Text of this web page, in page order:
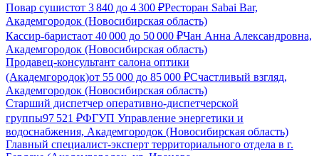
Повар сушистот 3 840 до 4 300 ₽Ресторан Sabai Bar,
Академгородок (Новосибирская область)
Кассир-баристаот 40 000 до 50 000 ₽Чан Анна Александровна,
Академгородок (Новосибирская область)
Продавец-консультант салона оптики
(Академгородок)от 55 000 до 85 000 ₽Счастливый взгляд,
Академгородок (Новосибирская область)
Старший диспетчер оперативно-диспетчерской
группы97 521 ₽ФГУП Управление энергетики и
водоснабжения, Академгородок (Новосибирская область)
Главный специалист-эксперт территориального отдела в г.